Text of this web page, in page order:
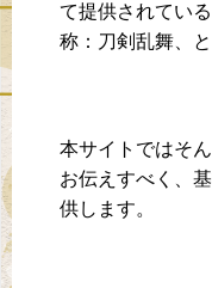
て提供されてい
称：刀剣乱舞、と
本サイトではそ
お伝えすべく、
供します。